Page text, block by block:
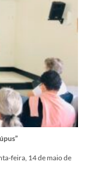
feira, 14 de maio de